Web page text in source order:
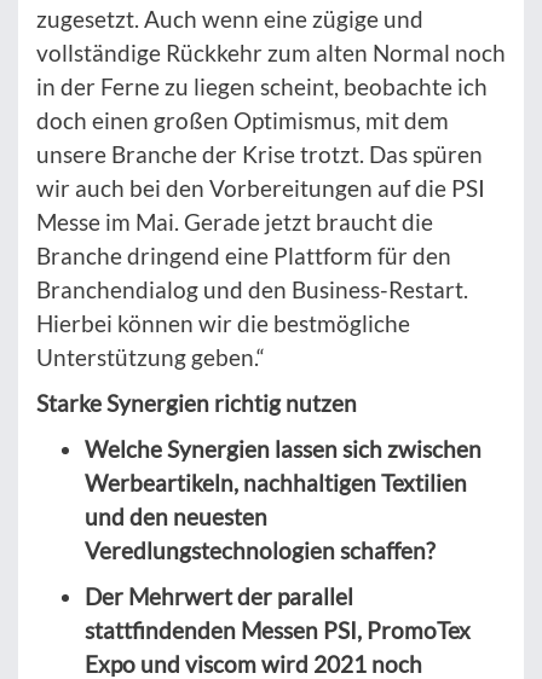
zugesetzt. Auch wenn eine zügige und
vollständige Rückkehr zum alten Normal noch
in der Ferne zu liegen scheint, beobachte ich
doch einen großen Optimismus, mit dem
unsere Branche der Krise trotzt. Das spüren
wir auch bei den Vorbereitungen auf die PSI
Messe im Mai. Gerade jetzt braucht die
Branche dringend eine Plattform für den
Branchendialog und den Business-Restart.
Hierbei können wir die bestmögliche
Unterstützung geben.“
Starke Synergien richtig nutzen
Welche Synergien lassen sich zwischen
Werbeartikeln, nachhaltigen Textilien
und den neuesten
Veredlungstechnologien schaffen?
Der Mehrwert der parallel
stattfindenden Messen PSI, PromoTex
Expo und viscom wird 2021 noch